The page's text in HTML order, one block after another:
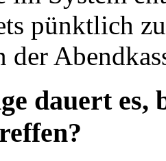
pünktlich
der
dauert es,